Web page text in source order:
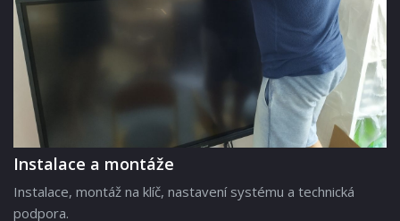
Instalace a montáže
Instalace, montáž na klíč, nastavení systému a technická
podpora.